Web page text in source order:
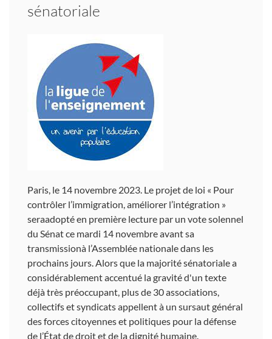
sénatoriale
Paris, le 14 novembre 2023. Le projet de loi « Pour
contrôler l’immigration, améliorer l’intégration »
seraadopté en première lecture par un vote solennel
du Sénat ce mardi 14 novembre avant sa
transmissionà l’Assemblée nationale dans les
prochains jours. Alors que la majorité sénatoriale a
considérablement accentué la gravité d'un texte
déjà très préoccupant, plus de 30 associations,
collectifs et syndicats appellent à un sursaut général
des forces citoyennes et politiques pour la défense
de l’État de droit et de la dignité humaine.